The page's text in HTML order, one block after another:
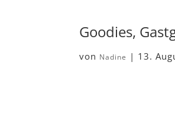
Goodies,
von Nadine | 13.